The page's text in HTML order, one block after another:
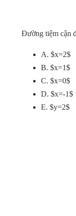
Đường tiệm cận
A. $x=2$
B. $x=1$
C. $x=0$
D. $x=-1$
E. $y=2$